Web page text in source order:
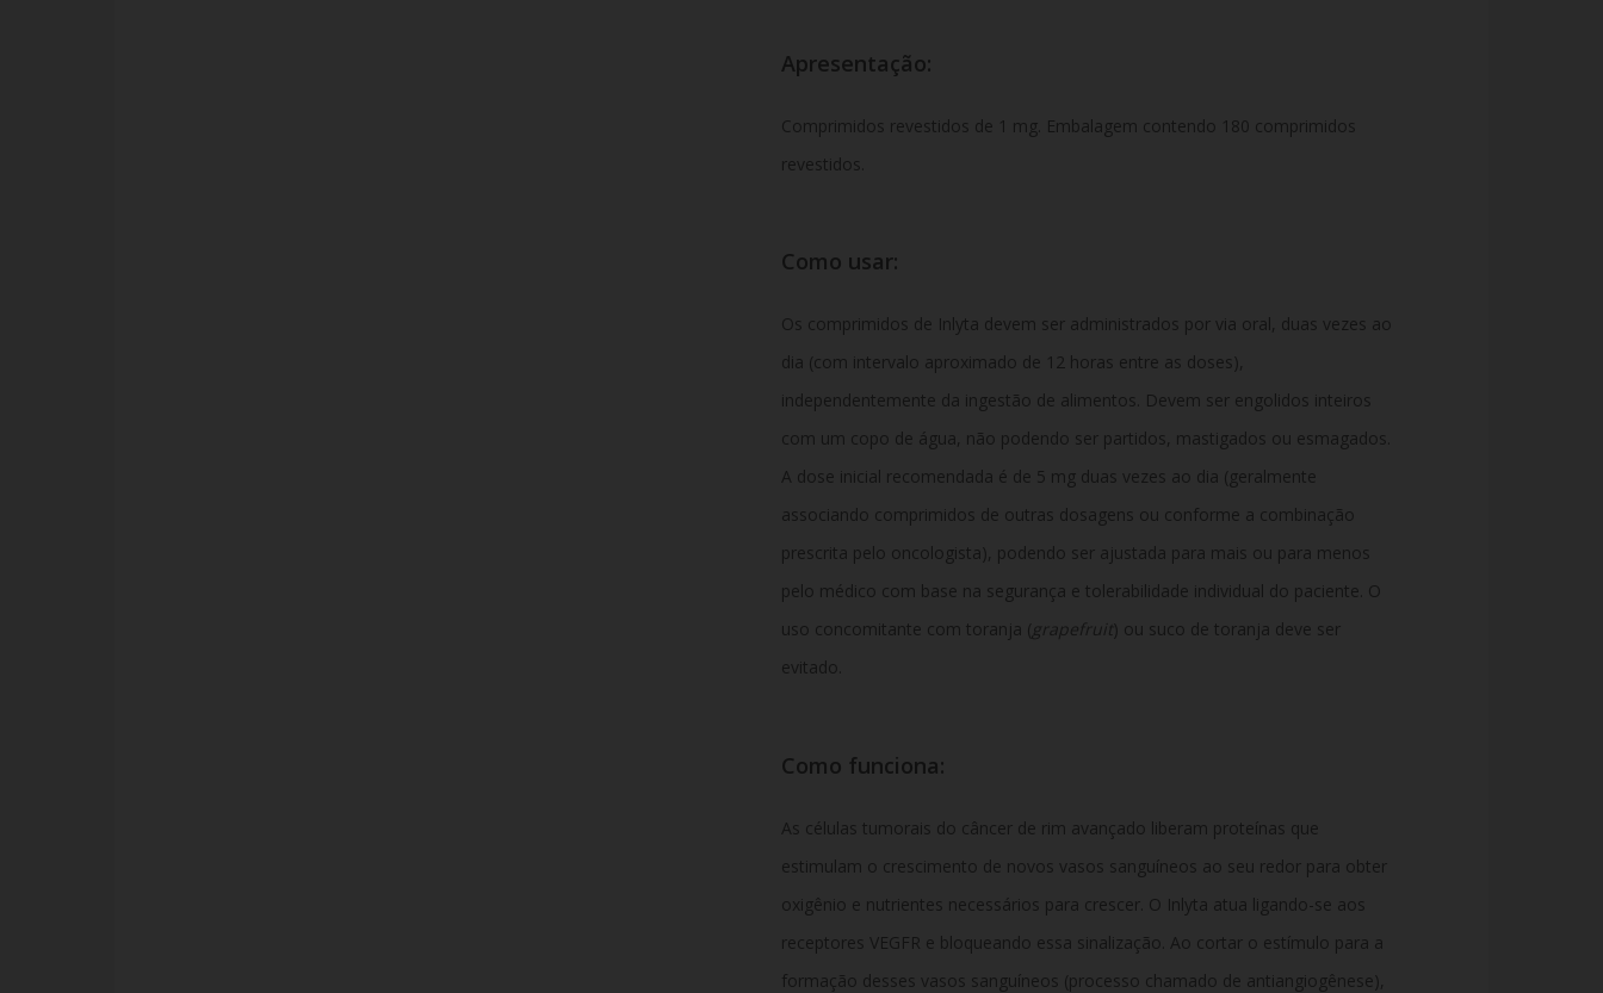
Apresentação:
Comprimidos revestidos de 1 mg. Embalagem contendo 180 comprimidos
revestidos.
Como usar:
Os comprimidos de Inlyta devem ser administrados por via oral, duas vezes ao
dia (com intervalo aproximado de 12 horas entre as doses),
independentemente da ingestão de alimentos. Devem ser engolidos inteiros
com um copo de água, não podendo ser partidos, mastigados ou esmagados.
A dose inicial recomendada é de 5 mg duas vezes ao dia (geralmente
associando comprimidos de outras dosagens ou conforme a combinação
prescrita pelo oncologista), podendo ser ajustada para mais ou para menos
pelo médico com base na segurança e tolerabilidade individual do paciente. O
uso concomitante com toranja ( grapefruit ) ou suco de toranja deve ser
evitado.
Como funciona:
As células tumorais do câncer de rim avançado liberam proteínas que
estimulam o crescimento de novos vasos sanguíneos ao seu redor para obter
oxigênio e nutrientes necessários para crescer. O Inlyta atua ligando-se aos
receptores VEGFR e bloqueando essa sinalização. Ao cortar o estímulo para a
formação desses vasos sanguíneos (processo chamado de antiangiogênese),